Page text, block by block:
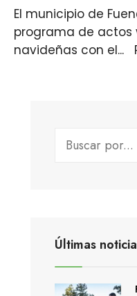
El municipio de
programa de actos
navideñas con el...
Últimas